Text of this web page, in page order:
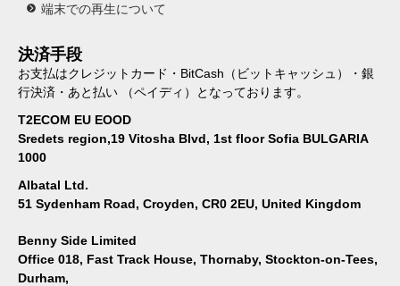
端末での再生について
決済手段
お支払はクレジットカード・BitCash（ビットキャッシュ）・銀
行決済・あと払い （ペイディ）となっております。
T2ECOM EU EOOD
Sredets region,19 Vitosha Blvd, 1st floor Sofia BULGARIA
1000
Albatal Ltd.
51 Sydenham Road, Croyden, CR0 2EU, United Kingdom
Benny Side Limited
Office 018, Fast Track House, Thornaby, Stockton-on-Tees,
Durham,